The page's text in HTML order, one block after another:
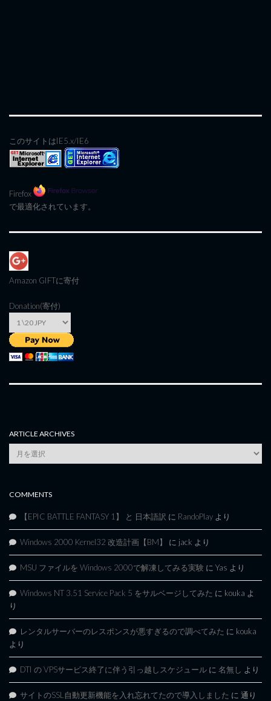
このサイトはIE5.x/IE6
Firefox
で最適化されています。
Amazon GIFTに寄付
Donation(寄付)
ARTICLE ARCHIVES
Article
Archives
COMMENTS
【EPIC BATTLE FANTASY 1】 と 日本語訳 に RandoPlay より
Windows 2000 Kernel32 改造計画【BM】 に jack より
MSU ファイルを Windows 2000で解凍してみる実験 に Yas より
Windows NT 3.51 Service Pack 5 をサルベージしてみた に kouka よ
り
レンタルサーバーのレスポンスが悪すぎるので調べてみた に kouka
より
DTI の VPSサービス終了に伴う引っ越しスケジュール に 名無し より
サイトのSSL自動更新機能を入れ忘れてたので導入しました に 通り